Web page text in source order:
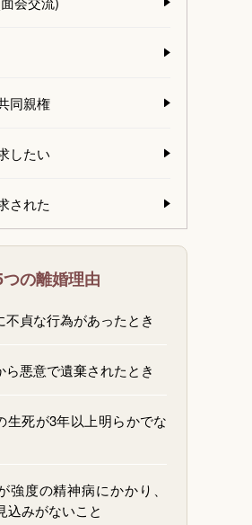
同親権
したい
された
の離婚理由
不貞な行為があったとき
ら悪意で遺棄されたとき
生死が3年以上明らかでな
強度の精神病にかかり、
込みがないこと